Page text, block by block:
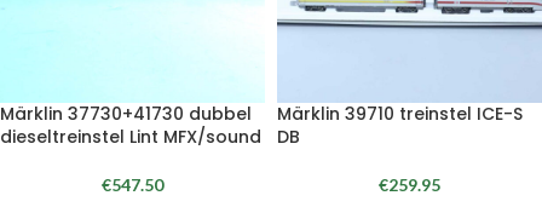
Märklin 37730+41730 dubbel
dieseltreinstel Lint MFX/sound
€547.50
Märklin 39710 treinstel ICE-S
DB
€259.95